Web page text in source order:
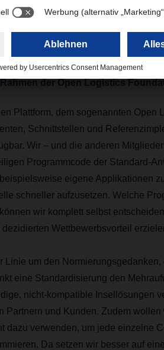
ein. Die Open Source
Motiven und sehr oft
zu teilen und
der Open Logistics
Plattform, dem sogenannten Open
Schnittstellen und
Wir – und die anderen
Programmcode der Standard-
eigene Applikationen
schneller aufzusetzen. Welche
wir komplett selbst
Wettbewerbsvorteil
Linie um den
eine Standardisierung den
nicht-kompatible Insellösungen
Partnern und Kunden. Zudem
dazu verwenden, um jede einzelne
Da setzen wir besser auf